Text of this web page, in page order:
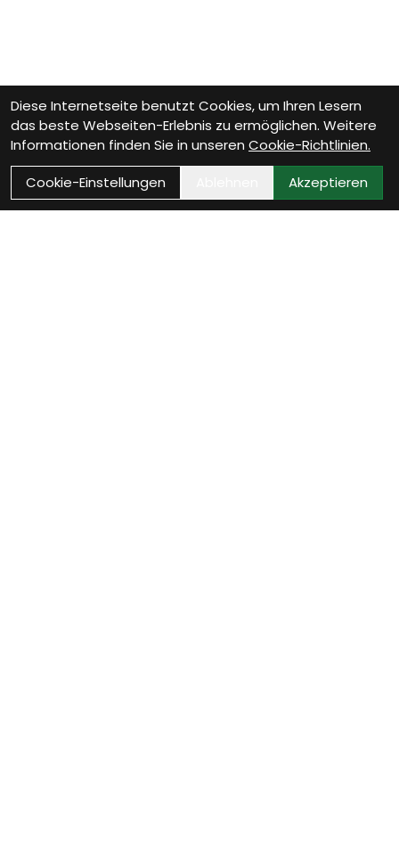
Diese Internetseite benutzt Cookies, um Ihren Lesern
das beste Webseiten-Erlebnis zu ermöglichen. Weitere
Informationen finden Sie in unseren Cookie-Richtlinien.
Cookie-Einstellungen
Akzeptieren